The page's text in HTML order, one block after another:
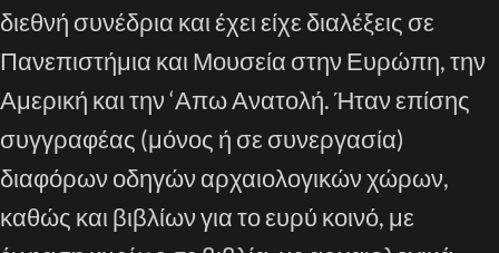
διεθνή συνέδρια και έχει είχε διαλέξεις σε
Πανεπιστήμια και Μουσεία στην Ευρώπη, την
Αμερική και την ‘Απω Ανατολή. Ήταν επίσης
συγγραφέας (μόνος ή σε συνεργασία)
διαφόρων οδηγών αρχαιολογικών χώρων,
καθώς και βιβλίων για το ευρύ κοινό, με